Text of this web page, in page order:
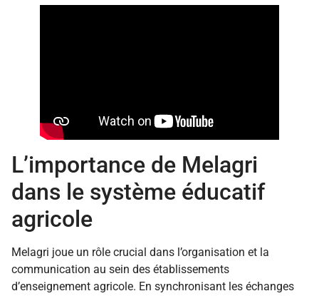
L’importance de Melagri
dans le système éducatif
agricole
Melagri joue un rôle crucial dans l’organisation et la
communication au sein des établissements
d’enseignement agricole. En synchronisant les échanges